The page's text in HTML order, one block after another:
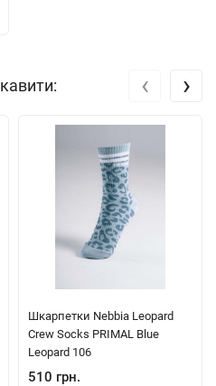
Шкарпетки Nebbia Leopard
Crew Socks PRIMAL Blue
Leopard 106
510 грн.
‹ ›